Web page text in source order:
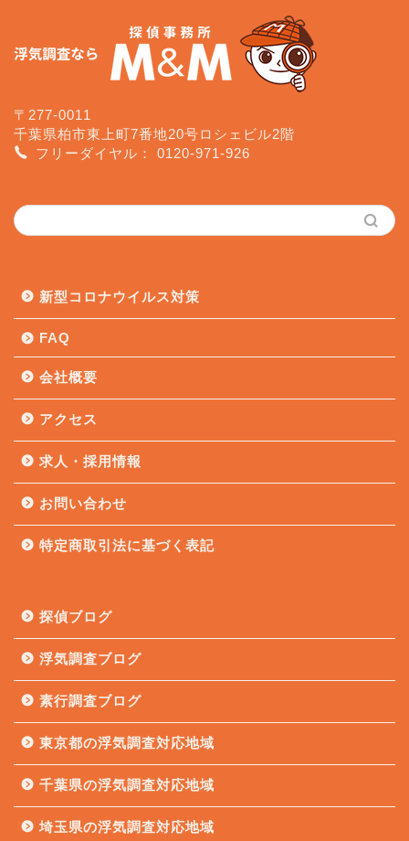
〒277-0011
千葉県柏市東上町7番地20号ロシェビル2階
フリーダイヤル： 0120-971-926
新型コロナウイルス対策
FAQ
会社概要
アクセス
求人・採用情報
お問い合わせ
特定商取引法に基づく表記
探偵ブログ
浮気調査ブログ
素行調査ブログ
東京都の浮気調査対応地域
千葉県の浮気調査対応地域
埼玉県の浮気調査対応地域